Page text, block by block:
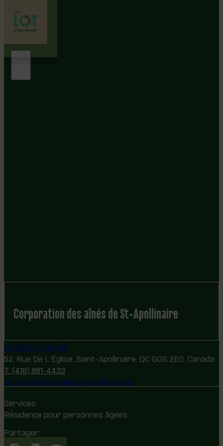
Corporation des aînés de St-Apollinaire
HÉBERGEMENT
52, Rue De L'Église, Saint-Apollinaire, QC G0S 2E0, Canada
T. (418) 881-4433
corporationdesaines@videotron.ca
Services:
Résidence pour personnes âgées
Partager: